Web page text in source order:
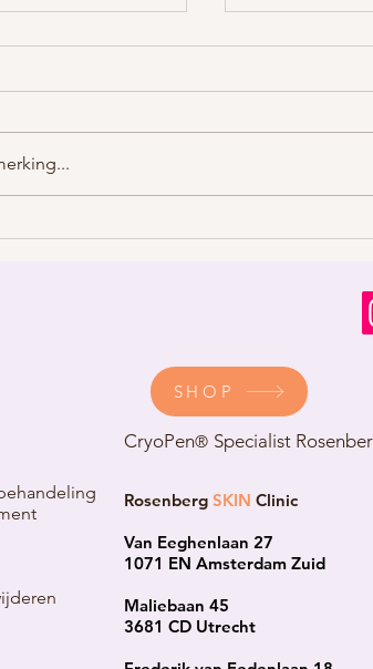
SHOP
CryoPen® Specialist
Rosenberg SKIN Clinic
Van Eeghenlaan 27
1071 EN Amsterdam Zuid
Maliebaan 45
3681 CD Utrecht